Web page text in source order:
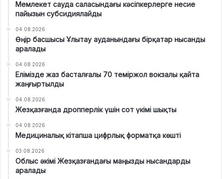
Мемлекет сауда саласындағы кәсіпкерлерге несие
пайызын субсидиялайды
04.08.2026
Өңір басшысы Ұлытау ауданындағы бірқатар нысанды
аралады
04.08.2026
Елімізде жаз басталғалы 70 теміржол вокзалы қайта
жаңғыртылды
04.08.2026
Жезқазғанда дропперлік үшін сот үкімі шықты
04.08.2026
Медициналық кітапша цифрлық форматқа көшті
03.08.2026
Облыс әкімі Жезқазғандағы маңызды нысандарды
аралады